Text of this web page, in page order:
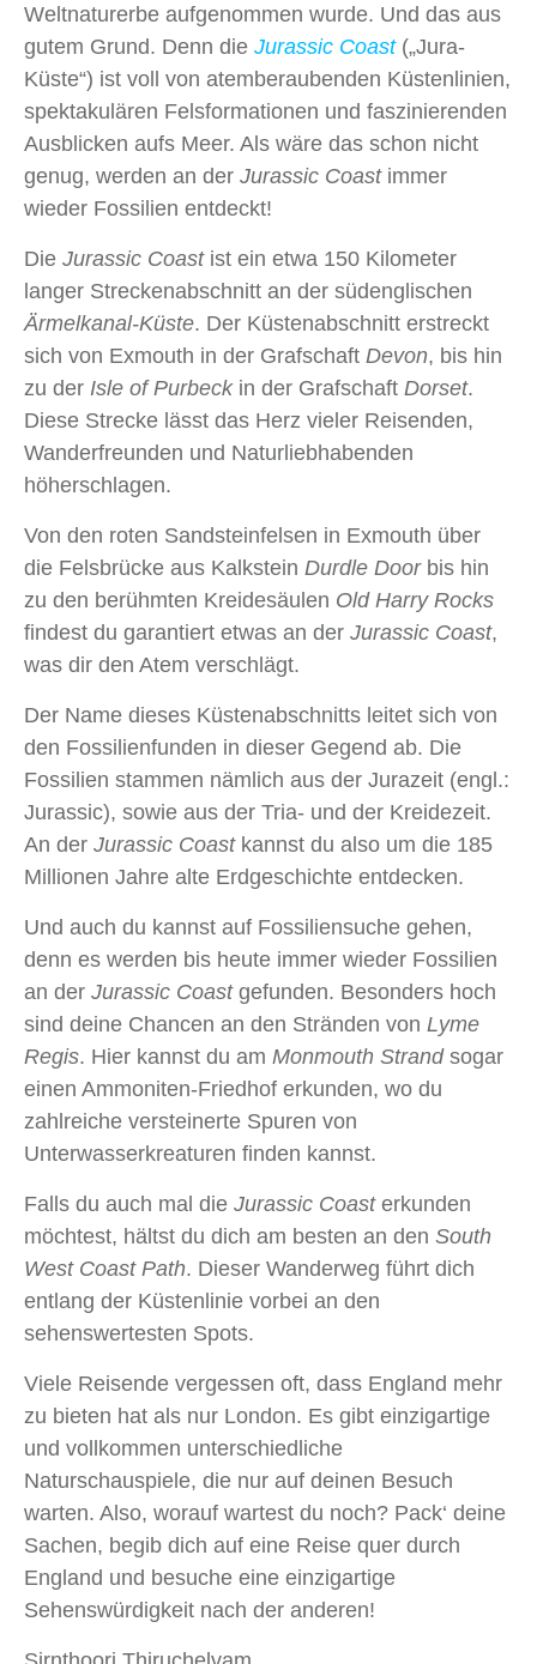
Weltnaturerbe aufgenommen wurde. Und das aus
gutem Grund. Denn die Jurassic Coast („Jura-
Küste“) ist voll von atemberaubenden Küstenlinien,
spektakulären Felsformationen und faszinierenden
Ausblicken aufs Meer. Als wäre das schon nicht
genug, werden an der Jurassic Coastimmer
wieder Fossilien entdeckt!
Die Jurassic Coastist ein etwa 150 Kilometer
langer Streckenabschnitt an der südenglischen
Ärmelkanal-Küste. Der Küstenabschnitt erstreckt
sich von Exmouth in der Grafschaft Devon, bis hin
zu der Isle of Purbeckin der Grafschaft Dorset.
Diese Strecke lässt das Herz vieler Reisenden,
Wanderfreunden und Naturliebhabenden
höherschlagen.
Von den roten Sandsteinfelsen in Exmouth über
die Felsbrücke aus Kalkstein Durdle Doorbis hin
zu den berühmten Kreidesäulen Old Harry Rocks
findest du garantiert etwas an der Jurassic Coast,
was dir den Atem verschlägt.
Der Name dieses Küstenabschnitts leitet sich von
den Fossilienfunden in dieser Gegend ab. Die
Fossilien stammen nämlich aus der Jurazeit (engl.:
Jurassic), sowie aus der Tria- und der Kreidezeit.
An der Jurassic Coastkannst du also um die 185
Millionen Jahre alte Erdgeschichte entdecken.
Und auch du kannst auf Fossiliensuche gehen,
denn es werden bis heute immer wieder Fossilien
an der Jurassic Coastgefunden. Besonders hoch
sind deine Chancen an den Stränden von Lyme
Regis. Hier kannst du am Monmouth Strandsogar
einen Ammoniten-Friedhof erkunden, wo du
zahlreiche versteinerte Spuren von
Unterwasserkreaturen finden kannst.
Falls du auch mal die Jurassic Coasterkunden
möchtest, hältst du dich am besten an den South
West Coast Path. Dieser Wanderweg führt dich
entlang der Küstenlinie vorbei an den
sehenswertesten Spots.
Viele Reisende vergessen oft, dass England mehr
zu bieten hat als nur London. Es gibt einzigartige
und vollkommen unterschiedliche
Naturschauspiele, die nur auf deinen Besuch
warten. Also, worauf wartest du noch? Pack‘ deine
Sachen, begib dich auf eine Reise quer durch
England und besuche eine einzigartige
Sehenswürdigkeit nach der anderen!